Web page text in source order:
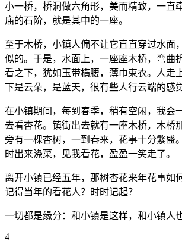
小一桥，桥洞做六角形，美而精致，一直
庙的石阶，就是其中的一座。
至于木桥，小镇人偏不让它直直穿过水面
似的。于是，水面上，一座座木桥，弯曲
看之下，犹如玉带横腰，薄巾束衣。人走
下是云朵，是蓝天，很有些人行云端的感觉
在小镇期间，每到春季，稍有空闲，我会
去看杏花。镇街出去就有一座木桥，木桥
旁有一棵杏树，一到春来，花事十分繁盛
时出来涤菜，见我看花，盈盈一笑走了。
离开小镇已经五年，那树杏花来年花事如
记得当年的看花人？时时记起？
一切都是缘分：和小镇是这样，和小镇人
4